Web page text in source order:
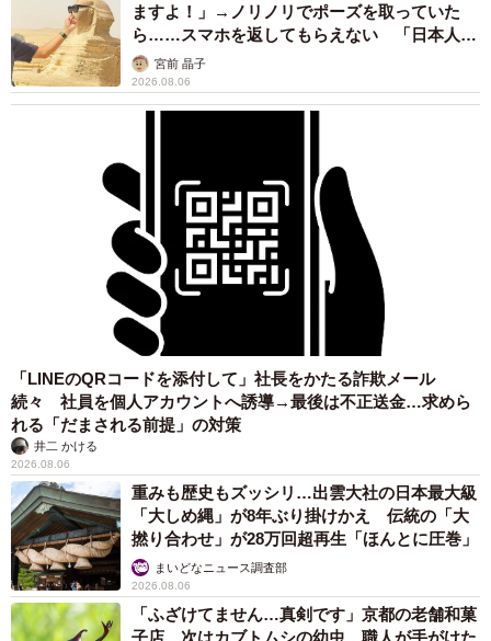
ますよ！」→ノリノリでポーズを取っていた
ら……スマホを返してもらえない 「日本人は
カモ代表かも」「私は6時間で3万円払った」
宮前 晶子
2026.08.06
「LINEのQRコードを添付して」社長をかたる詐欺メール
続々 社員を個人アカウントへ誘導→最後は不正送金…求めら
れる「だまされる前提」の対策
井二 かける
2026.08.06
重みも歴史もズッシリ…出雲大社の日本最大級
「大しめ縄」が8年ぶり掛けかえ 伝統の「大
撚り合わせ」が28万回超再生「ほんとに圧巻」
まいどなニュース調査部
2026.08.06
「ふざけてません…真剣です」京都の老舗和菓